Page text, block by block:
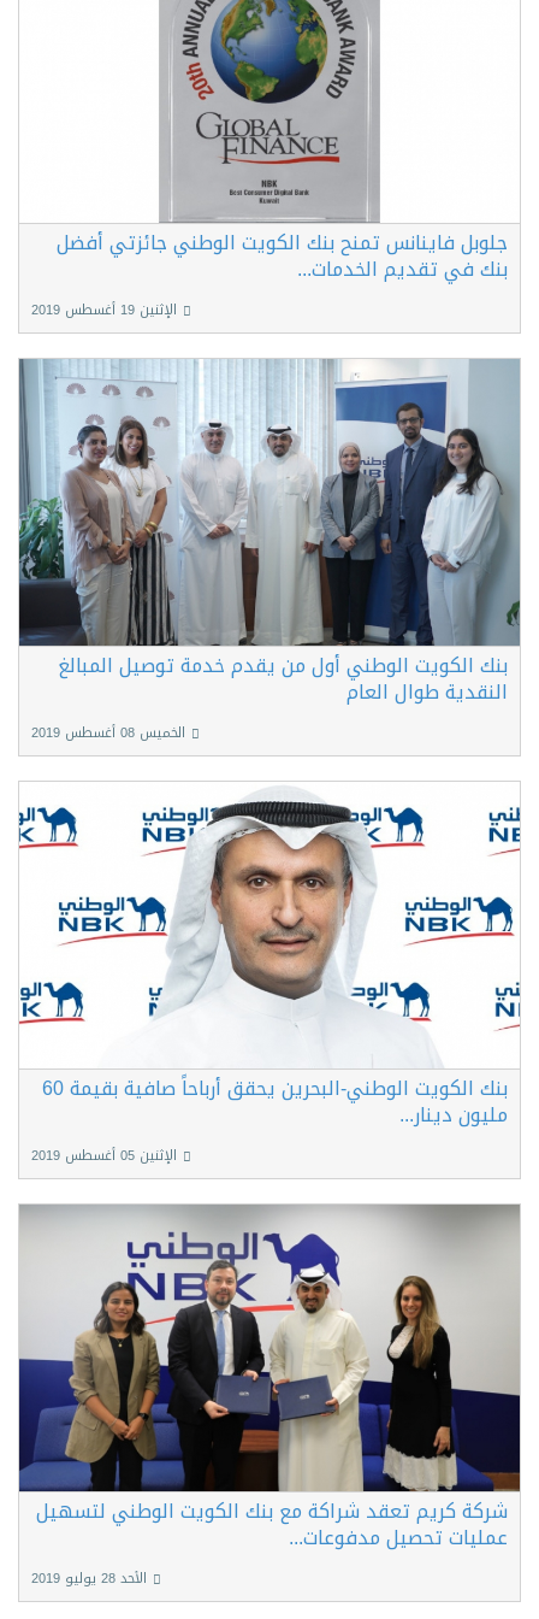
جلوبل فاينانس تمنح بنك الكويت الوطني جائزتي أفضل
بنك في تقديم الخدمات...
الإثنين 19 أغسطس 2019
بنك الكويت الوطني أول من يقدم خدمة توصيل المبالغ
النقدية طوال العام
الخميس 08 أغسطس 2019
بنك الكويت الوطني-البحرين يحقق أرباحاً صافية بقيمة 60
مليون دينار...
الإثنين 05 أغسطس 2019
شركة كريم تعقد شراكة مع بنك الكويت الوطني لتسهيل
عمليات تحصيل مدفوعات...
الأحد 28 يوليو 2019